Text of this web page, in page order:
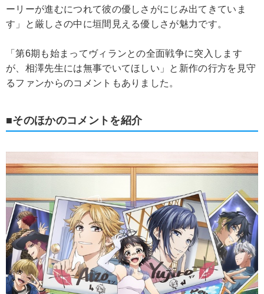
ーリーが進むにつれて彼の優しさがにじみ出てきていま
す」と厳しさの中に垣間見える優しさが魅力です。
「第6期も始まってヴィランとの全面戦争に突入します
が、相澤先生には無事でいてほしい」と新作の行方を見守
るファンからのコメントもありました。
■そのほかのコメントを紹介